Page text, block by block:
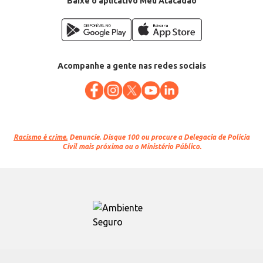
Acompanhe a gente nas redes sociais
Racismo é crime. Denuncie. Disque 100 ou procure a Delegacia de Polícia
Civil mais próxima ou o Ministério Público.